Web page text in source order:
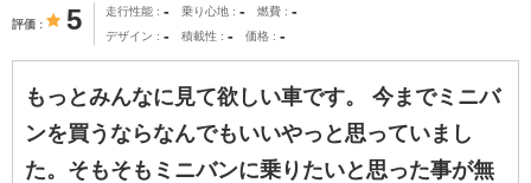
評価 5 走行性能 - 乗り心地 - 燃費 -
デザイン - 積載性 - 価格 -
もっとみんなに見て欲しい車です。 今までミニバ
ンを買うならなんでもいいやっと思っていまし
た。そもそもミニバンに乗りたいと思った事が無